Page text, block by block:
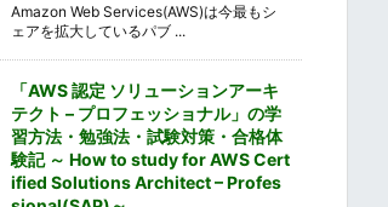
Amazon Web Services(AWS)は今最もシ
ェアを拡大しているパブ ...
「AWS 認定 ソリューションアーキ
テクト – プロフェッショナル」の学
習方法・勉強法・試験対策・合格体
験記 ～ How to study for AWS Cert
ified Solutions Architect – Profes